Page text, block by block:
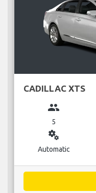
CADILLAC XTS
group
5
miscellaneous_services
Automatic